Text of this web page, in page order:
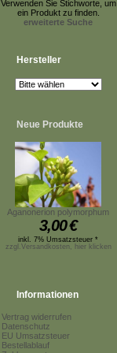
Verwenden Sie Stichworte, um
ein Produkt zu finden.
erweiterte Suche
Hersteller
Neue Produkte
Aganonerion polymorphum
3,00€
inkl. 7% Umsatzsteuer *
zzgl.Versandkosten, hier klicken
Informationen
Vertrag widerrufen
Datenschutz
EU Umsatzsteuer
Bestellablauf